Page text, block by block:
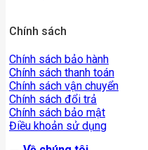
Chính sách
Chính sách bảo hành
Chính sách thanh toán
Chính sách vận chuyển
Chính sách đổi trả
Chính sách bảo mật
Điều khoản sử dụng